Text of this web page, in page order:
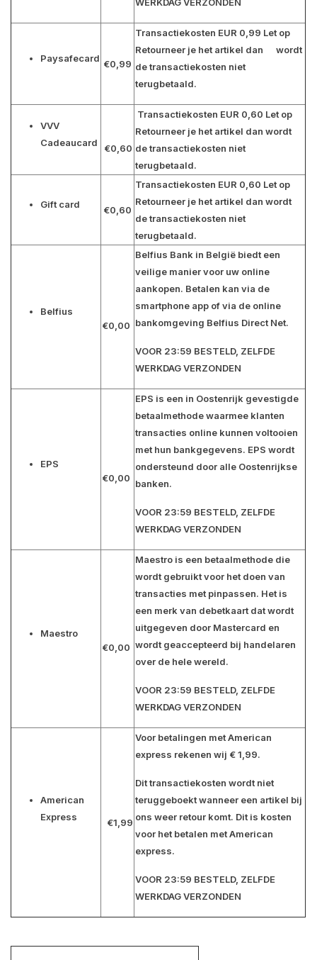
Paysafecard €0,99
Transactiekosten EUR 0,99 Let op
Retourneer je het artikel dan wordt
de transactiekosten niet
terugbetaald.
VVV
Cadeaucard
€0,60
Transactiekosten EUR 0,60 Let op
Retourneer je het artikel dan wordt
de transactiekosten niet
terugbetaald.
Gift card €0,60
Transactiekosten EUR 0,60 Let op
Retourneer je het artikel dan wordt
de transactiekosten niet
terugbetaald.
Belfius
€0,00
Belfius Bank in België biedt een
veilige manier voor uw online
aankopen. Betalen kan via de
smartphone app of via de online
bankomgeving Belfius Direct Net.
VOOR 23:59 BESTELD, ZELFDE
WERKDAG VERZONDEN
EPS
€0,00
EPS is een in Oostenrijk gevestigde
betaalmethode waarmee klanten
transacties online kunnen voltooien
met hun bankgegevens. EPS wordt
ondersteund door alle Oostenrijkse
banken.
VOOR 23:59 BESTELD, ZELFDE
WERKDAG VERZONDEN
Maestro
€0,00
Maestro is een betaalmethode die
wordt gebruikt voor het doen van
transacties met pinpassen. Het is
een merk van debetkaart dat wordt
uitgegeven door Mastercard en
wordt geaccepteerd bij handelaren
over de hele wereld.
VOOR 23:59 BESTELD, ZELFDE
WERKDAG VERZONDEN
American
Express
€1,99
Voor betalingen met American
express rekenen wij € 1,99.
Dit transactiekosten wordt niet
teruggeboekt wanneer een artikel bij
ons weer retour komt. Dit is kosten
voor het betalen met American
express.
VOOR 23:59 BESTELD, ZELFDE
WERKDAG VERZONDEN